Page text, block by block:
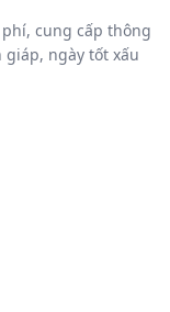
cung cấp thông
giáp, ngày tốt xấu